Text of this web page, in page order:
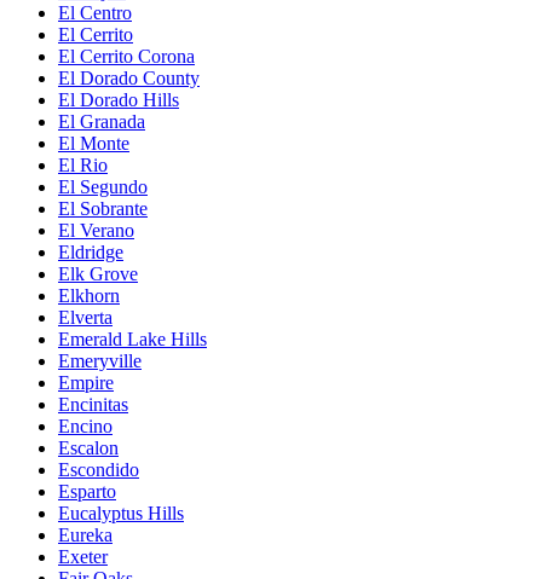
El Centro
El Cerrito
El Cerrito Corona
El Dorado County
El Dorado Hills
El Granada
El Monte
El Rio
El Segundo
El Sobrante
El Verano
Eldridge
Elk Grove
Elkhorn
Elverta
Emerald Lake Hills
Emeryville
Empire
Encinitas
Encino
Escalon
Escondido
Esparto
Eucalyptus Hills
Eureka
Exeter